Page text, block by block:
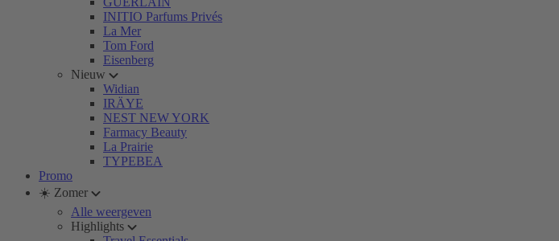
INITIO Parfums Privés
La Mer
Tom Ford
Eisenberg
Nieuw
Widian
IRÄYE
NEST NEW YORK
Farmacy Beauty
La Prairie
TYPEBEA
Promo
☀️ Zomer
Alle weergeven
Highlights